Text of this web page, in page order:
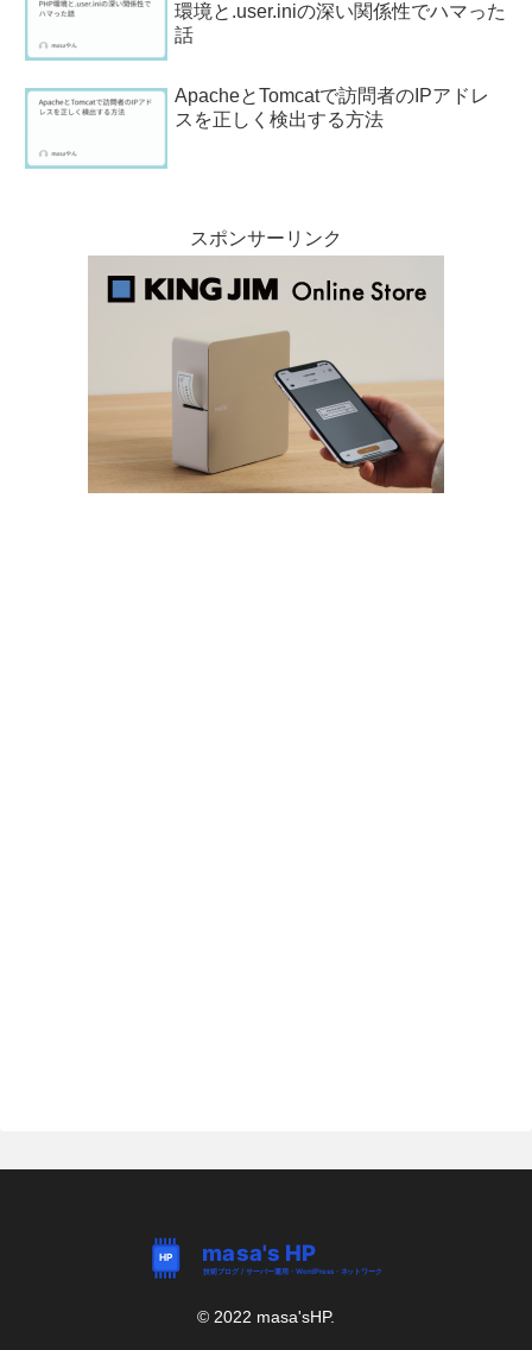
環境と.user.iniの深い関係性でハマった
話
ApacheとTomcatで訪問者のIPアドレ
スを正しく検出する方法
スポンサーリンク
© 2022 masa'sHP.